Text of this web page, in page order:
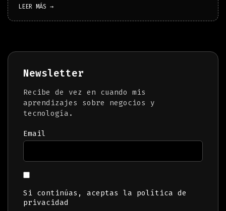
LEER MÁS →
Newsletter
Recibe de vez en cuando mis
aprendizajes sobre negocios y
tecnología.
Email
Si continúas, aceptas la política de
privacidad